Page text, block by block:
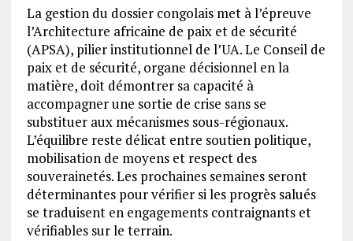
La gestion du dossier congolais met à l’épreuve
l’Architecture africaine de paix et de sécurité
(APSA), pilier institutionnel de l’UA. Le Conseil de
paix et de sécurité, organe décisionnel en la
matière, doit démontrer sa capacité à
accompagner une sortie de crise sans se
substituer aux mécanismes sous-régionaux.
L’équilibre reste délicat entre soutien politique,
mobilisation de moyens et respect des
souverainetés. Les prochaines semaines seront
déterminantes pour vérifier si les progrès salués
se traduisent en engagements contraignants et
vérifiables sur le terrain.